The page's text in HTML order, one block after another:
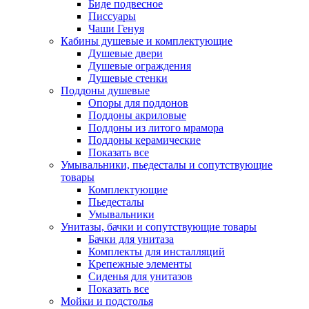
Биде подвесное
Писсуары
Чаши Генуя
Кабины душевые и комплектующие
Душевые двери
Душевые ограждения
Душевые стенки
Поддоны душевые
Опоры для поддонов
Поддоны акриловые
Поддоны из литого мрамора
Поддоны керамические
Показать все
Умывальники, пьедесталы и сопутствующие
товары
Комплектующие
Пьедесталы
Умывальники
Унитазы, бачки и сопутствующие товары
Бачки для унитаза
Комплекты для инсталляций
Крепежные элементы
Сиденья для унитазов
Показать все
Мойки и подстолья